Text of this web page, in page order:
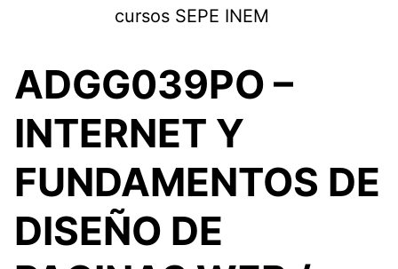
cursos SEPE INEM
ADGG039PO –
INTERNET Y
FUNDAMENTOS DE
DISEÑO DE